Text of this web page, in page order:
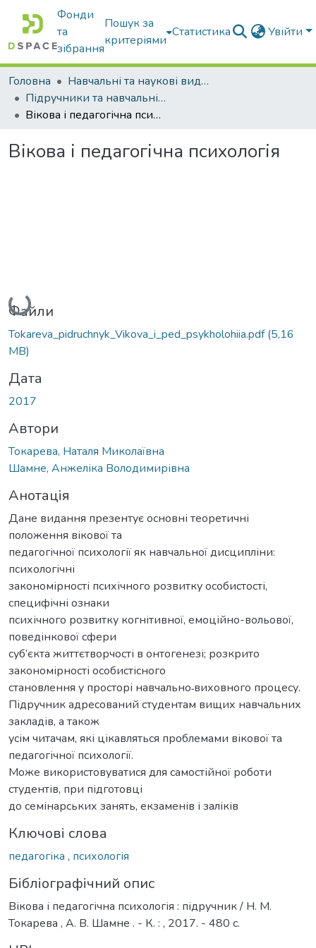
Фонди
та
зібрання
Пошук за
критеріями
Статистика Увійти
Головна
Навчальні та наукові видання
Підручники та навчальні посібники
Вікова і педагогічна психологія
Вікова і педагогічна психологія
Вантажиться...
Файли
Tokareva_pidruchnyk_Vikova_i_ped_psykholohiia.pdf(5,16
MB)
Дата
2017
Автори
Токарева, Наталя Миколаївна
Шамне, Анжеліка Володимирівна
Анотація
Дане видання презентує основні теоретичні
положення вікової та
педагогічної психології як навчальної дисципліни:
психологічні
закономірності психічного розвитку особистості,
специфічні ознаки
психічного розвитку когнітивної, емоційно-вольової,
поведінкової сфери
суб’єкта життєтворчості в онтогенезі; розкрито
закономірності особистісного
становлення у просторі навчально˗виховного процесу.
Підручник адресований студентам вищих навчальних
закладів, а також
усім читачам, які цікавляться проблемами вікової та
педагогічної психології.
Може використовуватися для самостійної роботи
студентів, при підготовці
до семінарських занять, екзаменів і заліків
Ключові слова
педагогіка , психологія
Бібліографічний опис
Вікова і педагогічна психологія : підручник / Н. М.
Токарева , А. В. Шамне . - К. : , 2017. - 480 с.